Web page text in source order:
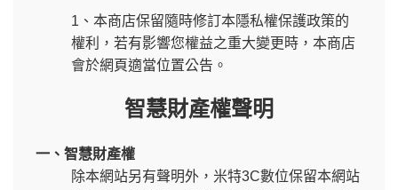
1、本商店保留隨時修訂本隱私權保護政策的
權利，若有影響您權益之重大變更時，本商店
會於網頁適當位置公告。
智慧財產權聲明
一、智慧財產權
除本網站另有聲明外，米特3C數位保留本網站